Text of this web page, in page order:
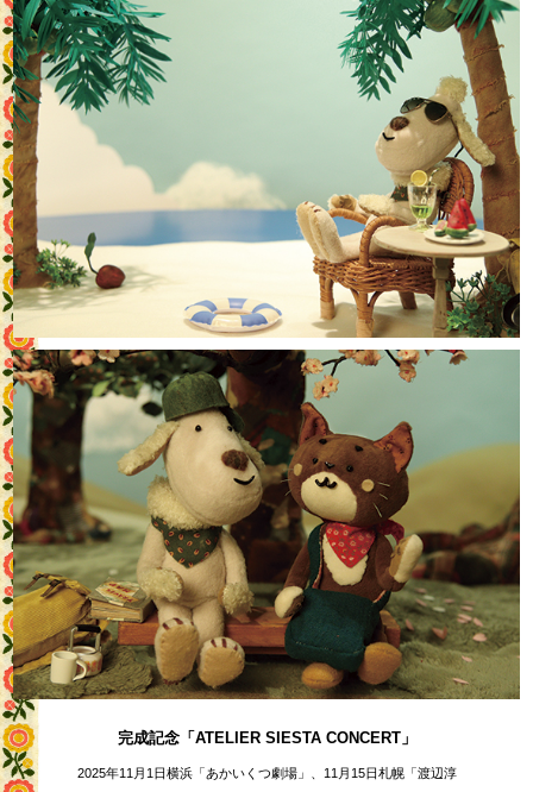
完成記念「ATELIER SIESTA CONCERT」
2025年11月1日横浜「あかいくつ劇場」、11月15日札幌「渡辺淳